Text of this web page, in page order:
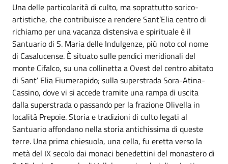
Una delle particolarità di culto, ma soprattutto sorico-
artistiche, che contribuisce a rendere Sant’Elia centro di
richiamo per una vacanza distensiva e spirituale è il
Santuario di S. Maria delle Indulgenze, più noto col nome
di Casalucense. È situato sulle pendici meridionali del
monte Cifalco, su una collinetta a Ovest del centro abitato
di Sant’ Elia Fiumerapido; sulla superstrada Sora-Atina-
Cassino, dove vi si accede tramite una rampa di uscita
dalla superstrada o passando per la frazione Olivella in
località Prepoie. Storia e tradizioni di culto legati al
Santuario affondano nella storia antichissima di queste
terre. Una prima chiesuola, una cella, fu eretta verso la
metà del IX secolo dai monaci benedettini del monastero di